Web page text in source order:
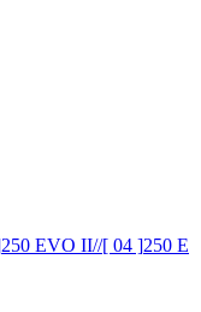
250 EVO II//[ 04 ]250 E